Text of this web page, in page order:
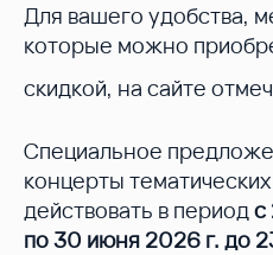
Для вашего удобства,
которые можно
скидкой, на сайте
Специальное
концерты
действовать в периодс
по 30 июня 2026 г. до